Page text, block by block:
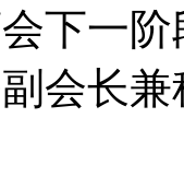
下一
会长